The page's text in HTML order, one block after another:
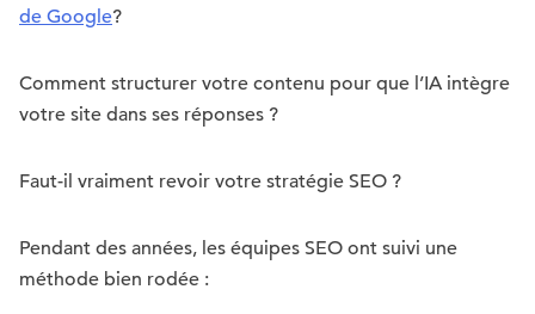
de Google?
Comment structurer votre contenu pour que l’IA intègre
votre site dans ses réponses ?
Faut-il vraiment revoir votre stratégie SEO ?
Pendant des années, les équipes SEO ont suivi une
méthode bien rodée :